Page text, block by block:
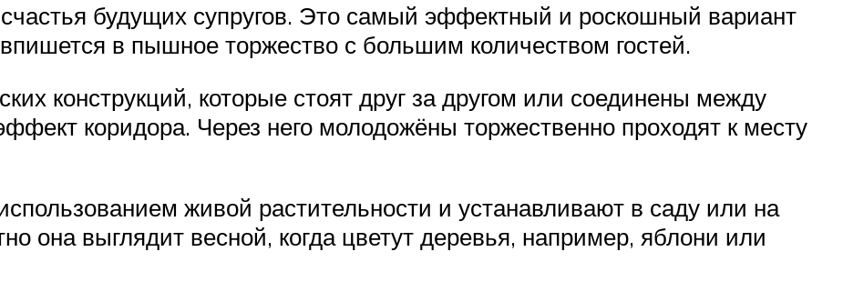
будущих супругов. Это самый эффектный и роскошный вариант
в пышное торжество с большим количеством гостей.
конструкций, которые стоят друг за другом или соединены между
коридора. Через него молодожёны торжественно проходят к месту
живой растительности и устанавливают в саду или на
она выглядит весной, когда цветут деревья, например, яблони или